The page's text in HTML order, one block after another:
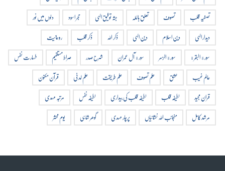
تصفیہ قلب
تصوف تعلق باللہ جثہ توفیق الہی حجر اسود
دلوں میں نور
دیدار الہی
دین اسلام دین الہی ذکر اللہ ذکر قلب
روحانیت
سورة البقرة
سورة الزمر سورة آل عمران شرح صدر صراط مستقیم
طہارت نفس
عالم غیب
عشق علم تصوف علم طریقت علم لدنی
قرآن مکنون
قران مجید
لطیفہ قلب لطیفہ قلب کی بیداری لطیفہ نفس
مرتبہ مہدی
مرشد کامل
منجانب اللہ نشانیاں پرچار مہدی گوھر شاہی یوم محشر